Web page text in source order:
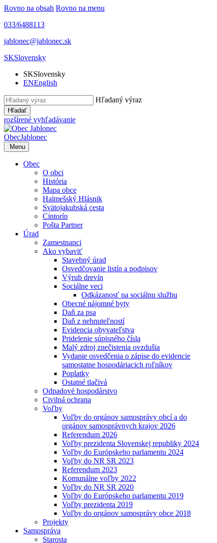
Rovno na obsah Rovno na menu
033/6488113
jablonec@jablonec.sk
SKSlovensky
SKSlovensky
ENEnglish
Hľadaný výraz
Hľadať
rozšírené vyhľadávanie
ObecJablonec
Menu
Obec
O obci
História
Mapa obce
Halmešský Hlásnik
Svätojakubská cesta
Cintorín
Pošta Partner
Úrad
Zamestnanci
Ako vybaviť
Stavebný úrad
Osvedčovanie listín a podpisov
Výrub drevín
Sociálne veci
Odkázanosť na sociálnu službu
Obecné nájomné byty
Daň za psa
Daň z nehnuteľností
Evidencia obyvateľstva
Pridelenie súpisného čísla
Malý zdroj znečistenia ovzdušia
Vydanie osvedčenia o zápise do evidencie
samostatne hospodáriacich roľníkov
Poplatky
Ostatné tlačivá
Odpadové hospodárstvo
Civilná ochrana
Voľby
Voľby do orgánov samosprávy obcí a do
orgánov samosprávnych krajov 2026
Referendum 2026
Voľby prezidenta Slovenskej republiky 2024
Voľby do Európskeho parlamentu 2024
Voľby do NR SR 2023
Referendum 2023
Komunálne voľby 2022
Voľby do NR SR 2020
Voľby do Európskeho parlamentu 2019
Voľby prezidenta 2019
Voľby do orgánov samosprávy obce 2018
Projekty
Samospráva
Starosta